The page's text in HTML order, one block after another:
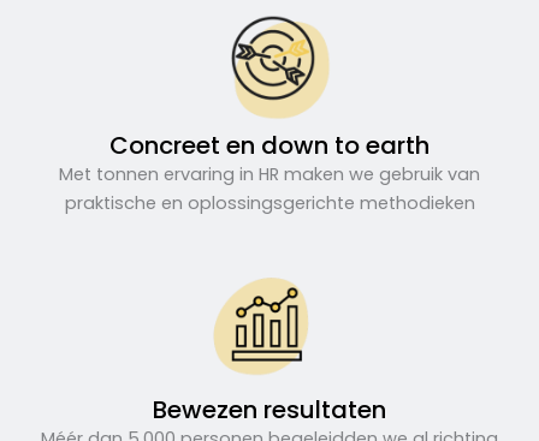
Concreet en down to earth
Met tonnen ervaring in HR maken we gebruik van
praktische en oplossingsgerichte methodieken
Bewezen resultaten